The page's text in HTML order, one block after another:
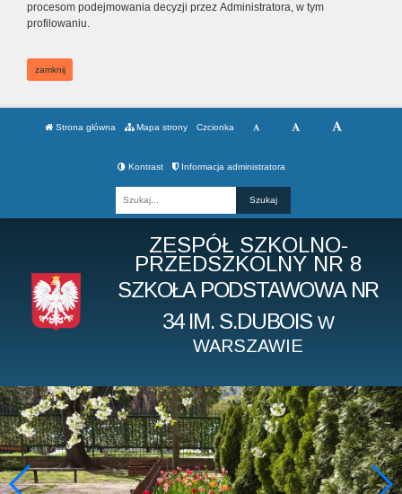
procesom podejmowania decyzji przez Administratora, w tym
profilowaniu.
zamknij
Strona główna Mapa strony Czcionka
Kontrast Informacja administratora
ZESPÓŁ SZKOLNO-
PRZEDSZKOLNY NR 8
SZKOŁA PODSTAWOWA NR
34 IM. S.DUBOIS W
WARSZAWIE